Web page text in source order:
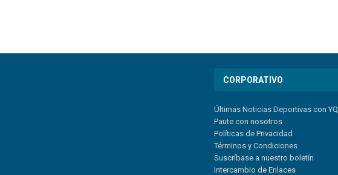
CORPORATIVO
Últimas Noticias Deportivas con YQ
Paute con nosotros
Políticas de Privacidad
Términos y Condiciones
Suscríbase a nuestro boletín
Intercambio de Enlaces